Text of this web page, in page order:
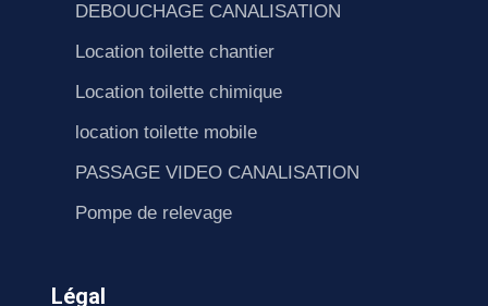
DEBOUCHAGE CANALISATION
Location toilette chantier
Location toilette chimique
location toilette mobile
PASSAGE VIDEO CANALISATION
Pompe de relevage
Légal